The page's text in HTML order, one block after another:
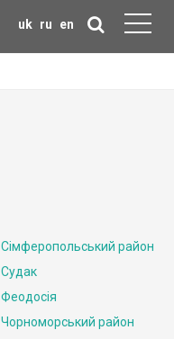
uk ru en
Сімферопольський район
Судак
Феодосія
Чорноморський район